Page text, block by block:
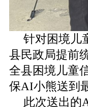
针对困境儿
县民政局提前
全县困境儿童
保AI小熊送到
此次送出的